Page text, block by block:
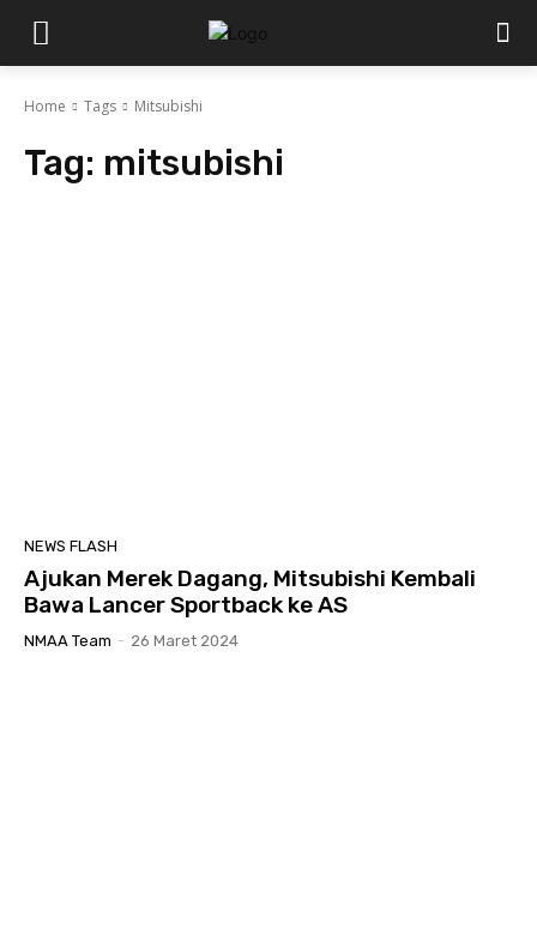
Home Tags Mitsubishi
Tag: mitsubishi
NEWS FLASH
Ajukan Merek Dagang, Mitsubishi Kembali
Bawa Lancer Sportback ke AS
NMAA Team - 26 Maret 2024